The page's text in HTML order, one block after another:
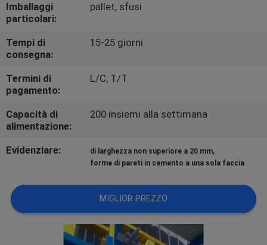
QUALITÀ
CONTATTICI
RICHIEDA
CITAZIONE
Imballaggi
particolari:
pallet, sfusi
Tempi di
consegna:
15-25 giorni
Termini di
pagamento:
L/C, T/T
Capacità di
alimentazione:
200 insiemi alla settimana
Evidenziare: di larghezza non superiore a 20 mm,
forme di pareti in cemento a una sola faccia
MIGLIOR PREZZO